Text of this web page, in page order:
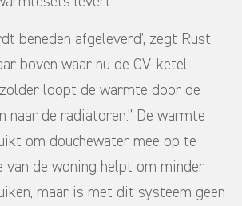
beneden afgeleverd’, zegt Rust.
boven waar nu de CV-ketel
loopt de warmte door de
naar de radiatoren.’’ De warmte
om douchewater mee op te
van de woning helpt om minder
maar is met dit systeem geen